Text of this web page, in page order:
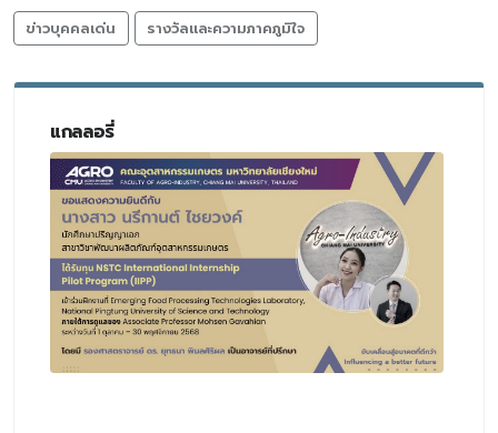
ข่าวบุคคลเด่น
รางวัลและความภาคภูมิใจ
แกลลอรี่